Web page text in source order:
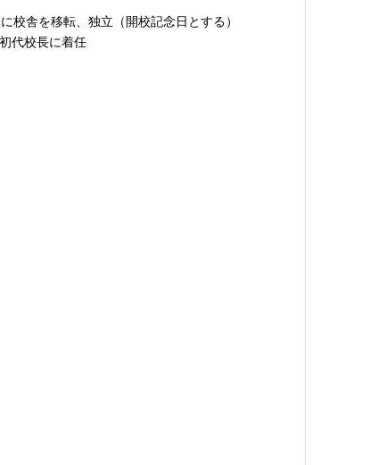
校舎を移転、独立（開校記念日とする）
代校長に着任